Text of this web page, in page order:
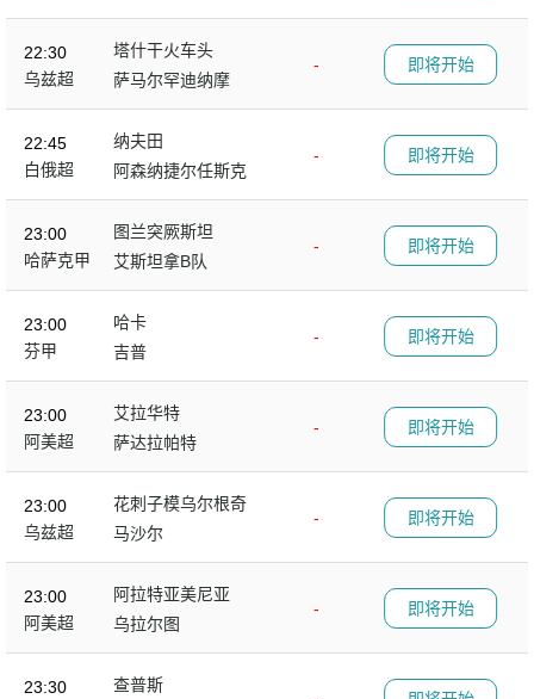
22:30
乌兹超
塔什干火车头
-
萨马尔罕迪纳摩
即将开始
22:45
白俄超
纳夫田
-
阿森纳捷尔任斯克
即将开始
23:00
哈萨克甲
图兰突厥斯坦
-
艾斯坦拿B队
即将开始
23:00
芬甲
哈卡
-
吉普
即将开始
23:00
阿美超
艾拉华特
-
萨达拉帕特
即将开始
23:00
乌兹超
花刺子模乌尔根奇
-
马沙尔
即将开始
23:00
阿美超
阿拉特亚美尼亚
-
乌拉尔图
即将开始
23:30
查普斯